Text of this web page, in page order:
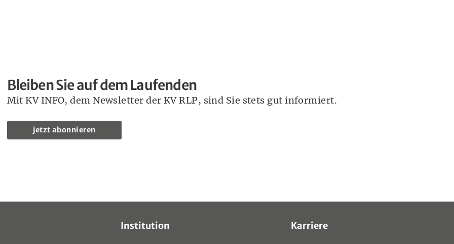
Bleiben Sie auf dem Laufenden
Mit KV INFO, dem Newsletter der KV RLP, sind Sie stets gut informiert.
jetzt abonnieren
Institution Karriere